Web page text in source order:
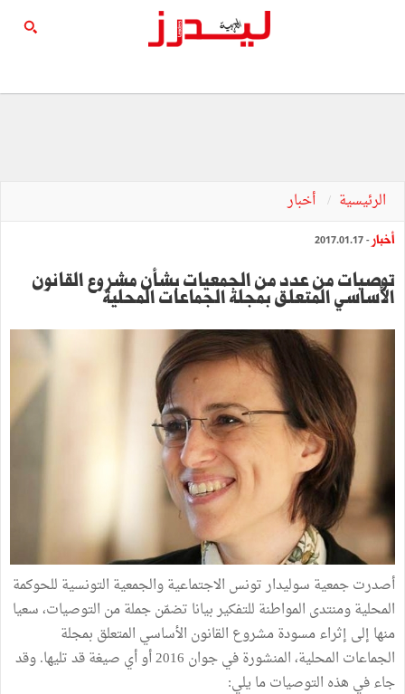
الرئيسية أخبار
أخبار - 2017.01.17
توصيات من عدد من الجمعيات بشأن مشروع القانون
الأساسي المتعلق بمجلة الجماعات المحلية
أصدرت جمعية سوليدار تونس الاجتماعية والجمعية التونسية للحوكمة
المحلية ومنتدى المواطنة للتفكير بيانا تضمّن جملة من التوصيات، سعيا
منها إلى إثراء مسودة مشروع القانون الأساسي المتعلق بمجلة
الجماعات المحلية، المنشورة في جوان 2016 أو أي صيغة قد تليها. وقد
جاء في هذه التوصيات ما يلي: